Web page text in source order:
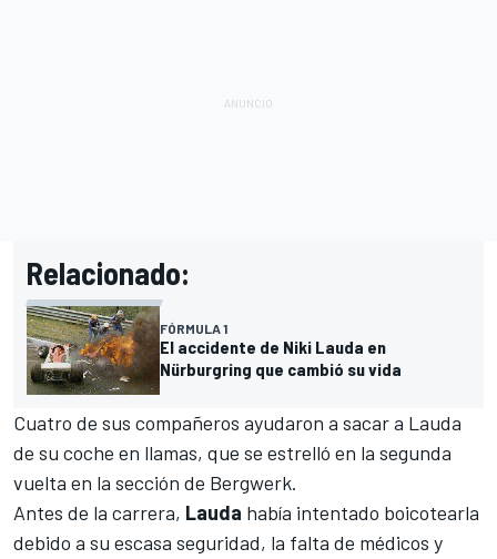
Relacionado:
FÓRMULA 1
El accidente de Niki Lauda en
Nürburgring que cambió su vida
Cuatro de sus compañeros ayudaron a sacar a Lauda
de su coche en llamas, que se estrelló en la segunda
vuelta en la sección de Bergwerk.
Antes de la carrera, Lauda había intentado boicotearla
debido a su escasa seguridad, la falta de médicos y